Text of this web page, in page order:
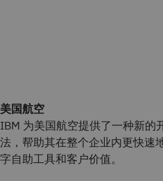
美国航空
IBM 为美国航空提供了一种新的
法，帮助其在整个企业内更快速
字自助工具和客户价值。